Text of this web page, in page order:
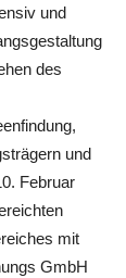
und
des
und
Februar
mit
GmbH